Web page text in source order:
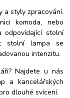
a styly zpracování.
komoda, nebo
odpovídající stolní
stolní lampa se
intenzitu.
Najdete u nás
a kancelářských
dlouhé svícení.